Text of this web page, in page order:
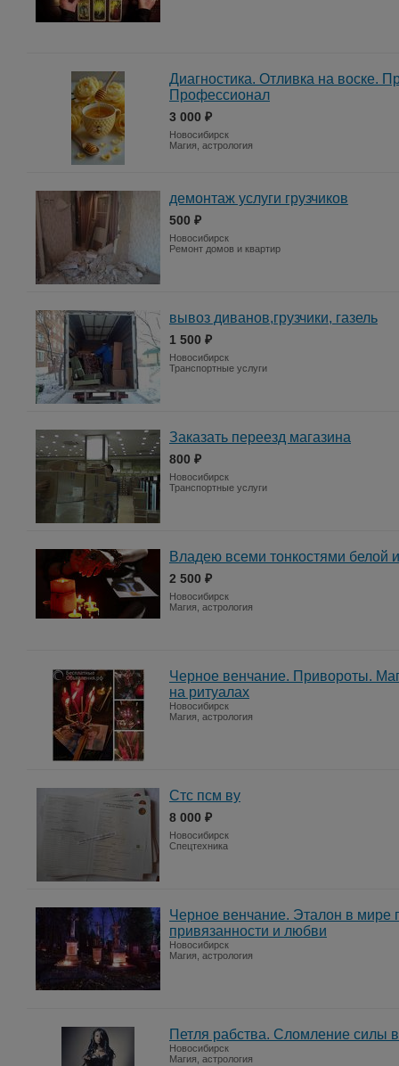
Диагностика. Отливка на воске.
Профессионал
3 000 ₽
Новосибирск
Магия, астрология
демонтаж услуги грузчиков
500 ₽
Новосибирск
Ремонт домов и квартир
вывоз диванов,грузчики, газель
1 500 ₽
Новосибирск
Транспортные услуги
Заказать переезд магазина
800 ₽
Новосибирск
Транспортные услуги
Владею всеми тонкостями белой
2 500 ₽
Новосибирск
Магия, астрология
Черное венчание. Привороты.
на ритуалах
Новосибирск
Магия, астрология
Стс псм ву
8 000 ₽
Новосибирск
Спецтехника
Черное венчание. Эталон в мире
привязанности и любви
Новосибирск
Магия, астрология
Петля рабства. Сломление силы
Новосибирск
Магия, астрология